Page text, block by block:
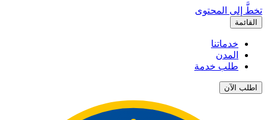
تخطَّ إلى المحتوى
القائمة
خدماتنا
المدن
طلب خدمة
اطلب الآن